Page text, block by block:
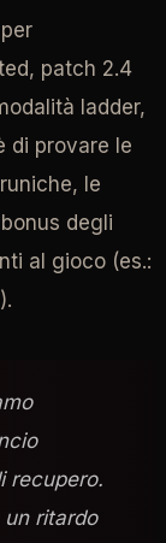
patch 2.4
ladder,
di provare le
le
degli
al gioco (es.:
recupero.
ritardo